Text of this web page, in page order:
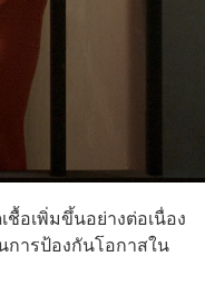
อเพิ่มขึ้นอย่างต่อเนื่อง
การป้องกันโอกาสใน